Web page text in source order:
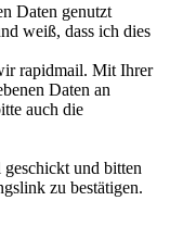
Daten genutzt
weiß, dass ich dies
rapidmail. Mit Ihrer
Daten an
auch die
und bitten
zu bestätigen.